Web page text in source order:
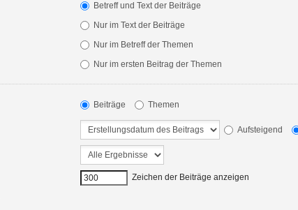
Betreff und Text der Beiträge
Nur im Text der Beiträge
Nur im Betreff der Themen
Nur im ersten Beitrag der Themen
Beiträge Themen
Aufsteigend
Zeichen der Beiträge anzeigen